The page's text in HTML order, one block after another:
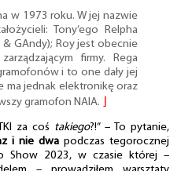
w 1973 roku. W jej nazwie
Tony’ego Relpha
& GAndy); Roy jest obecnie
firmy. Rega
i to one dały jej
ma jednak elektronikę oraz
gramofon NAIA.
za coś takiego?!” – To pytanie,
i nie dwa podczas tegorocznej
Show 2023, w czasie której –